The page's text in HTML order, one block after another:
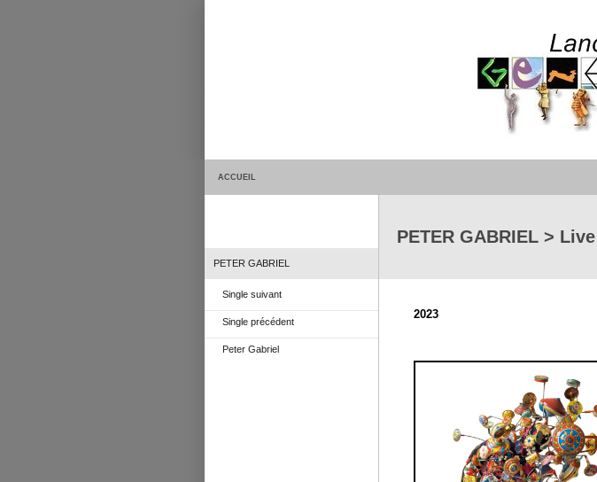
ACCUEIL
PETER GABRIEL
Single suivant
Single précédent
Peter Gabriel
PETER GABRIEL >
2023